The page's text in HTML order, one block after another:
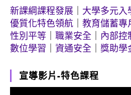
新課綱課程發展
大學多元入
優質化特色領航
教育儲蓄專
性別平等
職業安全
內部控
數位學習
資通安全 獎助學
宣導影片-特色課程